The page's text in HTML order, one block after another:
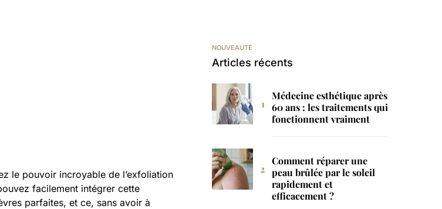
le pouvoir incroyable de l’exfoliation
facilement intégrer cette
parfaites, et ce, sans avoir à
NOUVEAUTÉ
Articles récents
Médecine esthétique après
60 ans : les traitements qui
fonctionnent vraiment
Comment réparer une
peau brûlée par le soleil
rapidement et
efficacement ?